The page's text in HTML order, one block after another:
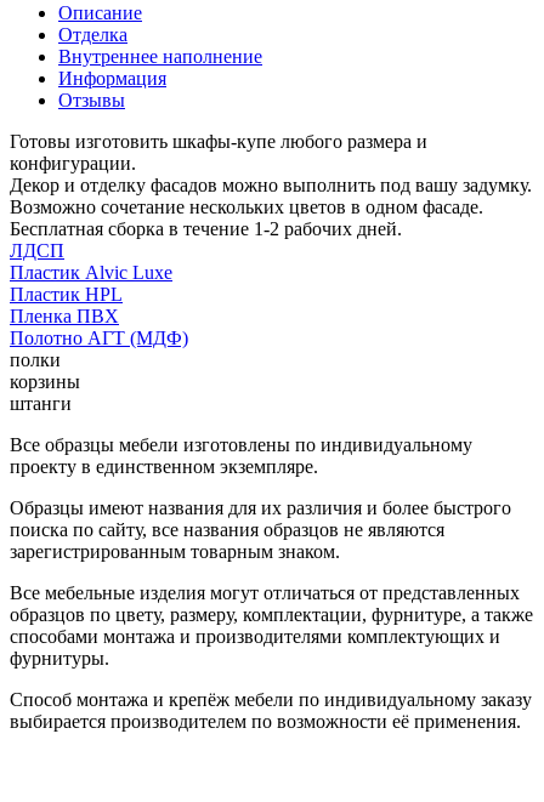
Описание
Отделка
Внутреннее наполнение
Информация
Отзывы
Готовы изготовить шкафы-купе любого размера и
конфигурации.
Декор и отделку фасадов можно выполнить под вашу задумку.
Возможно сочетание нескольких цветов в одном фасаде.
Бесплатная сборка в течение 1-2 рабочих дней.
ЛДСП
Пластик Alvic Luxe
Пластик HPL
Пленка ПВХ
Полотно АГТ (МДФ)
полки
корзины
штанги
Все образцы мебели изготовлены по индивидуальному
проекту в единственном экземпляре.
Образцы имеют названия для их различия и более быстрого
поиска по сайту, все названия образцов не являются
зарегистрированным товарным знаком.
Все мебельные изделия могут отличаться от представленных
образцов по цвету, размеру, комплектации, фурнитуре, а также
способами монтажа и производителями комплектующих и
фурнитуры.
Способ монтажа и крепёж мебели по индивидуальному заказу
выбирается производителем по возможности её применения.